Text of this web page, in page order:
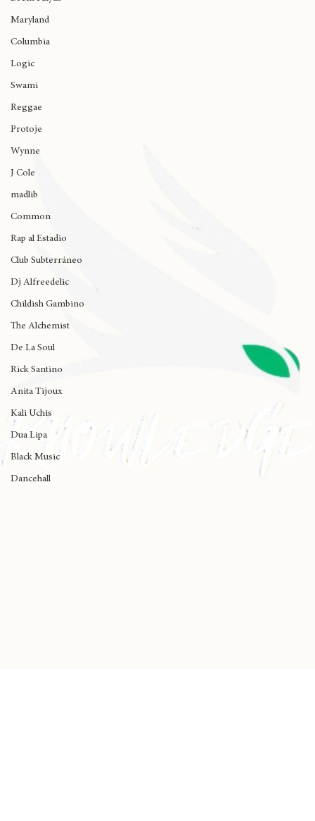
Brent Faiyaz
Maryland
Columbia
Logic
Swami
Reggae
Protoje
Wynne
J Cole
madlib
Common
Rap al Estadio
Club Subterráneo
Dj Alfreedelic
Childish Gambino
The Alchemist
De La Soul
Rick Santino
Anita Tijoux
Kali Uchis
Dua Lipa
Black Music